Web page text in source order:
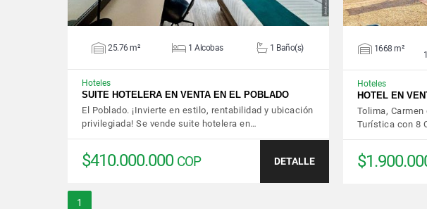
25.76 m² 1 Alcobas 1 Baño(s)
Hoteles
SUITE HOTELERA EN VENTA EN EL POBLADO
El Poblado. ¡Invierte en estilo, rentabilidad y ubicación
privilegiada! Se vende suite hotelera en…
$410.000.000 COP DETALLE
1668 m²
Hoteles
HOTEL EN
Tolima,
Turística con 8
1